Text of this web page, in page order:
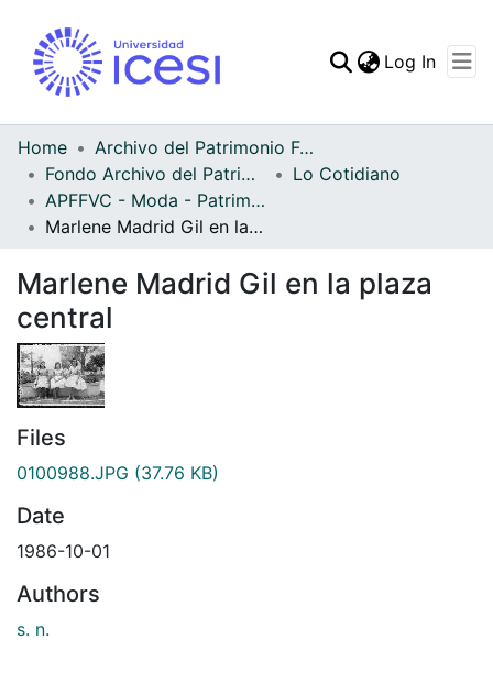
Statistics
Log In
Home
Archivo del Patrimonio Fotográfico y Fílmico del Valle del Cauca
Fondo Archivo del Patrimonio Fotográfico y Fílmico del Valle del Cauca
Lo Cotidiano
APFFVC - Moda - Patrimonial
Marlene Madrid Gil en la plaza central
Marlene Madrid Gil en la plaza
central
Files
0100988.JPG (37.76 KB)
Date
1986-10-01
Authors
s. n.